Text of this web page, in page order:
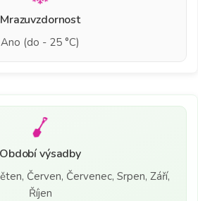
Mrazuvzdornost
Ano (do - 25 °C)
Období výsadby
Červen, Červenec, Srpen, Září,
Říjen